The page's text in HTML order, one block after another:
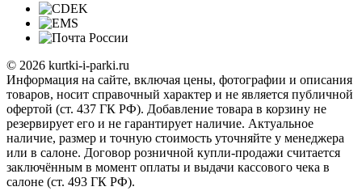
© 2026 kurtki-i-parki.ru
Информация на сайте, включая цены, фотографии и описания
товаров, носит справочный характер и не является публичной
офертой (ст. 437 ГК РФ). Добавление товара в корзину не
резервирует его и не гарантирует наличие. Актуальное
наличие, размер и точную стоимость уточняйте у менеджера
или в салоне. Договор розничной купли-продажи считается
заключённым в момент оплаты и выдачи кассового чека в
салоне (ст. 493 ГК РФ).